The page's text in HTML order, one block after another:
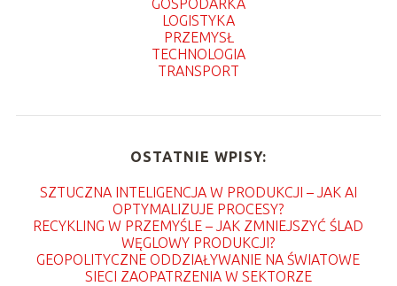
GOSPODARKA
LOGISTYKA
PRZEMYSŁ
TECHNOLOGIA
TRANSPORT
OSTATNIE WPISY:
SZTUCZNA INTELIGENCJA W PRODUKCJI – JAK AI
OPTYMALIZUJE PROCESY?
RECYKLING W PRZEMYŚLE – JAK ZMNIEJSZYĆ ŚLAD
WĘGLOWY PRODUKCJI?
GEOPOLITYCZNE ODDZIAŁYWANIE NA ŚWIATOWE
SIECI ZAOPATRZENIA W SEKTORZE